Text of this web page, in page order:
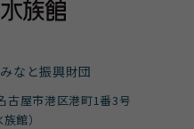
なと振興財団
屋市港区港町1番3号
館）